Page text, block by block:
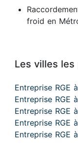
froid en
Les villes les
Entreprise RGE
Entreprise RGE
Entreprise RGE
Entreprise RGE
Entreprise RGE